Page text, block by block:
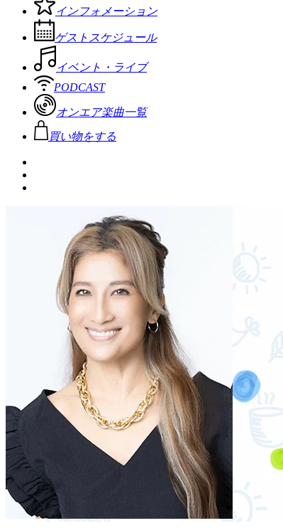
インフォメーション
ゲストスケジュール
イベント・ライブ
PODCAST
オンエア楽曲一覧
買い物をする